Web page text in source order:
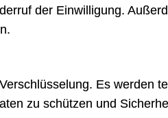
der Einwilligung.
Es werden
zu schützen und